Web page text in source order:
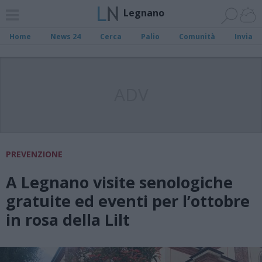
Legnano
Home News 24 Cerca Palio Comunità Invia
PREVENZIONE
A Legnano visite senologiche
gratuite ed eventi per l’ottobre
in rosa della Lilt